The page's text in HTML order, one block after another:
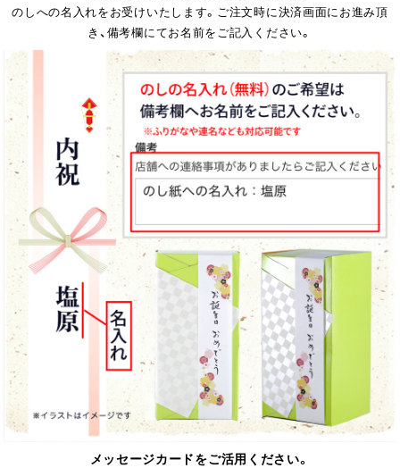
のしへの名入れをお受けいたします。ご注文時に決済画面にお進み頂
き、備考欄にてお名前をご記入ください。
メッセージカードをご活用ください。